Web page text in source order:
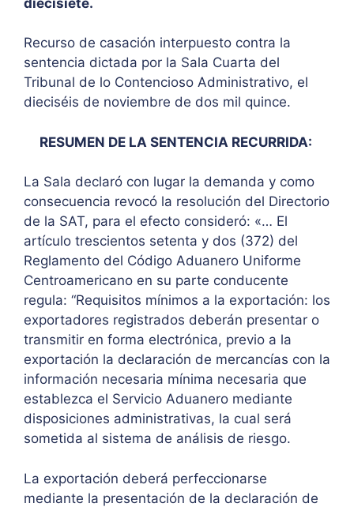
Recurso de casación interpuesto contra la
sentencia dictada por la Sala Cuarta del
Tribunal de lo Contencioso Administrativo, el
dieciséis de noviembre de dos mil quince.
RESUMEN DE LA SENTENCIA RECURRIDA:
La Sala declaró con lugar la demanda y como
consecuencia revocó la resolución del Directorio
de la SAT, para el efecto consideró: «… El
artículo trescientos setenta y dos (372) del
Reglamento del Código Aduanero Uniforme
Centroamericano en su parte conducente
regula: “Requisitos mínimos a la exportación: los
exportadores registrados deberán presentar o
transmitir en forma electrónica, previo a la
exportación la declaración de mercancías con la
información necesaria mínima necesaria que
establezca el Servicio Aduanero mediante
disposiciones administrativas, la cual será
sometida al sistema de análisis de riesgo.
La exportación deberá perfeccionarse
mediante la presentación de la declaración de